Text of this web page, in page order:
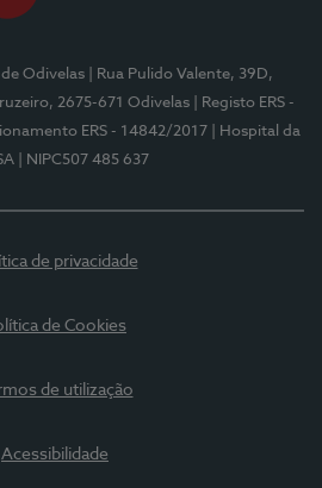
Odivelas
| Rua Pulido Valente, 39D,
2675-671 Odivelas
| Registo ERS -
ERS - 14842/2017
| Hospital da
| NIPC507 485 637
de privacidade
de Cookies
de utilização
Acessibilidade